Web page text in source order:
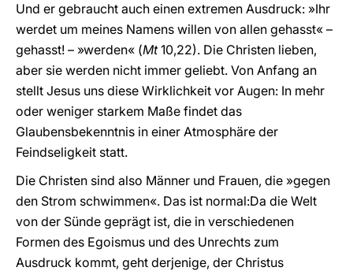
Und er gebraucht auch einen extremen Ausdruck: »Ihr
werdet um meines Namens willen von allen gehasst« –
gehasst! – »werden« (Mt10,22). Die Christen lieben,
aber sie werden nicht immer geliebt. Von Anfang an
stellt Jesus uns diese Wirklichkeit vor Augen: In mehr
oder weniger starkem Maße findet das
Glaubensbekenntnis in einer Atmosphäre der
Feindseligkeit statt.
Die Christen sind also Männer und Frauen, die »gegen
den Strom schwimmen«. Das ist normal:Da die Welt
von der Sünde geprägt ist, die in verschiedenen
Formen des Egoismus und des Unrechts zum
Ausdruck kommt, geht derjenige, der Christus